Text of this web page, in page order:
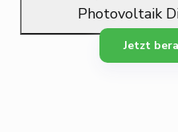
Photovoltaik
Jetzt